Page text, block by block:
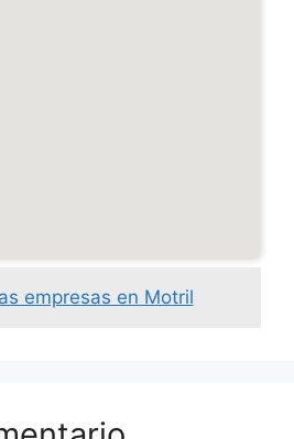
empresas en Motril